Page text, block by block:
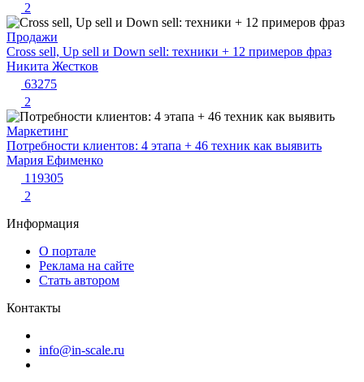
2
Продажи
Cross sell, Up sell и Down sell: техники + 12 примеров фраз
Никита Жестков
63275
2
Маркетинг
Потребности клиентов: 4 этапа + 46 техник как выявить
Мария Ефименко
119305
2
Информация
О портале
Реклама на сайте
Стать автором
Контакты
info@in-scale.ru